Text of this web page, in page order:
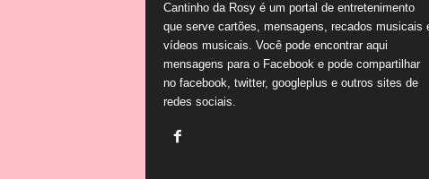
Cantinho da Rosy é um portal de entretenimento
que serve cartões, mensagens, recados musicais
vídeos musicais. Você pode encontrar aqui
mensagens para o Facebook e pode compartilhar
no facebook, twitter, googleplus e outros sites de
redes sociais.